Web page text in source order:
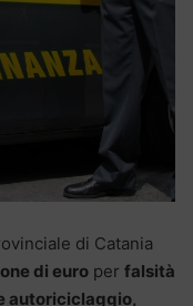
di Catania
di euro per falsità
autoriciclaggio,